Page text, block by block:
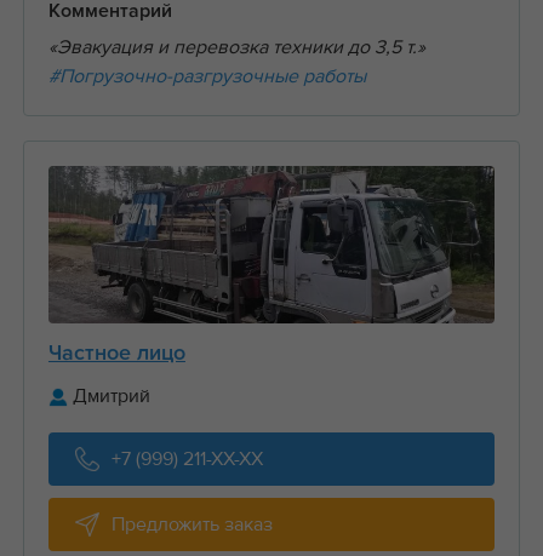
Комментарий
«Эвакуация и перевозка техники до 3,5 т.»
#Погрузочно-разгрузочные работы
Частное лицо
Дмитрий
+7 (999) 211-XX-XX
Предложить заказ